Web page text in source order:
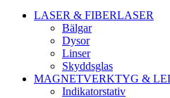
LASER & FIBERLASER
Bälgar
Dysor
Linser
Skyddsglas
MAGNETVERKTYG &
Indikatorstativ